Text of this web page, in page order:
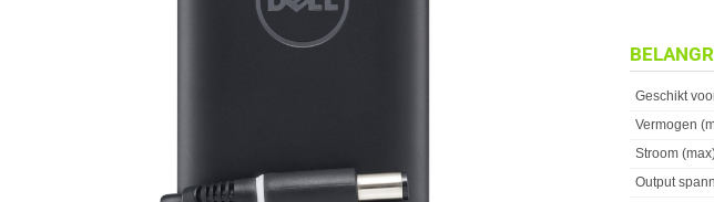
Eigenschap
Geschikt
Vermogen
Stroom
Output